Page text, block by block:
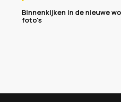
Binnenkijken in de nieuwe
foto's